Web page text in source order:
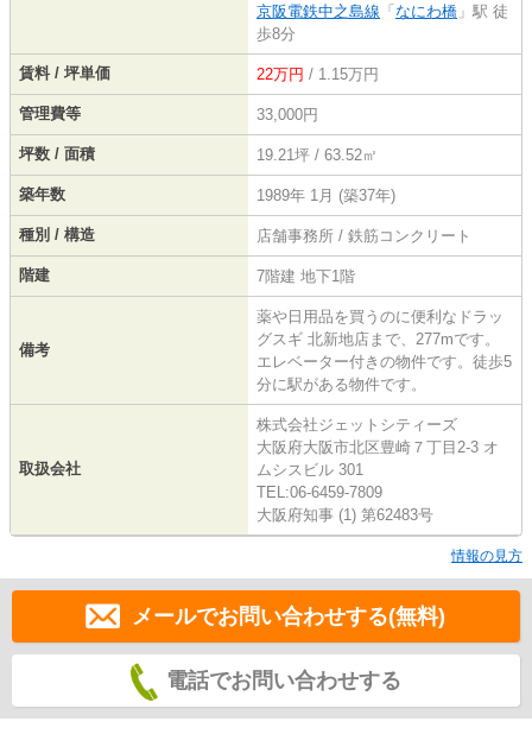
京阪電鉄中之島線 「 なにわ橋 」駅 徒
歩8分
賃料 / 坪単価 22万円 / 1.15万円
管理費等 33,000円
坪数 / 面積 19.21坪 / 63.52㎡
築年数 1989年 1月 (築37年)
種別 / 構造 店舗事務所 / 鉄筋コンクリート
階建 7階建 地下1階
備考
薬や日用品を買うのに便利なドラッ
グスギ 北新地店まで、277mです。
エレベーター付きの物件です。徒歩5
分に駅がある物件です。
取扱会社
株式会社ジェットシティーズ
大阪府大阪市北区豊崎７丁目2-3 オ
ムシスビル 301
TEL:06-6459-7809
大阪府知事 (1) 第62483号
情報の見方
メールでお問い合わせする(無料)
電話でお問い合わせする